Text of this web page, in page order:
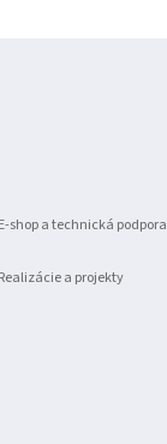
shop a technická podpora
a projekty